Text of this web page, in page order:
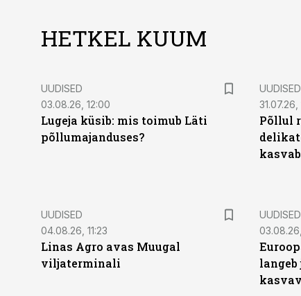
HETKEL KUUM
UUDISED
03.08.26, 12:00
Lugeja küsib: mis toimub Läti
põllumajanduses?
UUDISED
31.07.26,
Põllul
UUDISED
04.08.26, 11:23
Linas Agro avas Muugal
viljaterminali
UUDISED